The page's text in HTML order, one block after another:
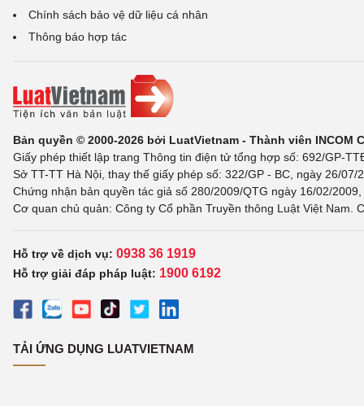
Chính sách bảo vệ dữ liệu cá nhân
Thông báo hợp tác
Bản quyền © 2000-2026 bởi LuatVietnam - Thành viên INCOM
Giấy phép thiết lập trang Thông tin điện tử tổng hợp số: 692/GP-
Sở TT-TT Hà Nội, thay thế giấy phép số: 322/GP - BC, ngày 26/
Chứng nhận bản quyền tác giả số 280/2009/QTG ngày 16/02/
Cơ quan chủ quản: Công ty Cổ phần Truyền thông Luật Việt Nam.
Hỗ trợ về dịch vụ: 0938 36 1919
Hỗ trợ giải đáp pháp luật: 1900 6192
TẢI ỨNG DỤNG LUATVIETNAM